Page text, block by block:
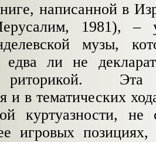
написанной в
1981), –
музы,
едвали не
Эта
и в тематических
куртуазности, не
игровых